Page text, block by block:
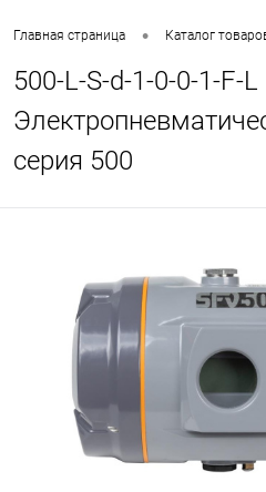
Главная страница • Каталог
500-L-S-d-1-0-0-1-F-L
серия 500